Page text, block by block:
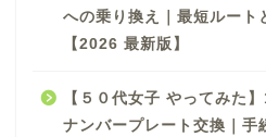
への乗り換え｜最短ルート
【2026 最新版】
【５０代女子 やってみた
ナンバープレート交換｜手